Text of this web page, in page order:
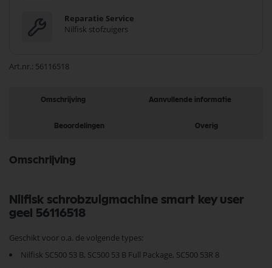
Reparatie Service
Nilfisk stofzuigers
Art.nr. 56116518
Omschrijving Aanvullende informatie
Beoordelingen Overig
Omschrijving
Nilfisk schrobzuigmachine smart key user
geel 56116518
Geschikt voor o.a. de volgende types:
Nilfisk SC500 53 B, SC500 53 B Full Package, SC500 53R 8